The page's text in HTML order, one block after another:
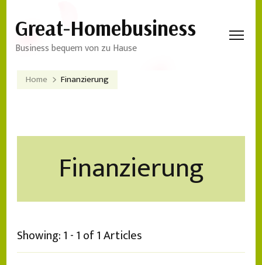
Great-Homebusiness
Business bequem von zu Hause
Home Finanzierung
Finanzierung
Showing: 1 - 1 of 1 Articles